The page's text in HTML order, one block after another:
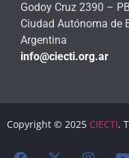
Godoy Cruz 2390 – PB
Ciudad Autónoma de
Argentina
info@ciecti.org.ar
Copyright © 2025 CIECTI.